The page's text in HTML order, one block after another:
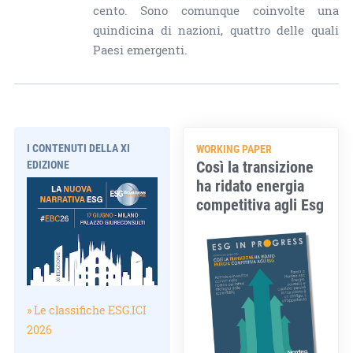
cento. Sono comunque coinvolte una
quindicina di nazioni, quattro delle quali
Paesi emergenti.
I CONTENUTI DELLA XI
EDIZIONE
» Le classifiche ESG.ICI
2026
WORKING PAPER
Così la transizione
ha ridato energia
competitiva agli Esg